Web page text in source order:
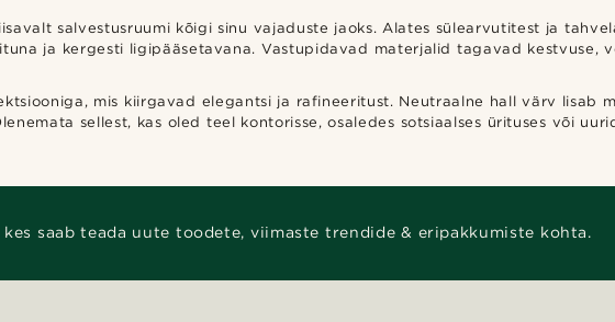
salvestusruumi kõigi sinu vajaduste jaoks. Alates sülearvutitest ja
ja kergesti ligipääsetavana. Vastupidavad materjalid tagavad kestvuse,
mis kiirgavad elegantsi ja rafineeritust. Neutraalne hall värv lisab
sellest, kas oled teel kontorisse, osaledes sotsiaalses ürituses või
kes saab teada uute toodete, viimaste trendide & eripakkumiste kohta.